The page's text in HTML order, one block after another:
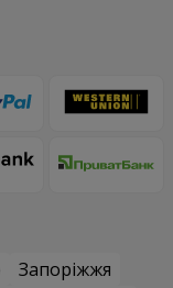
Запоріжжя